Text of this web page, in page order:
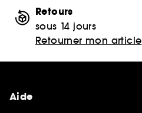
Retours
sous 14 jours
Retourner mon article
Aide